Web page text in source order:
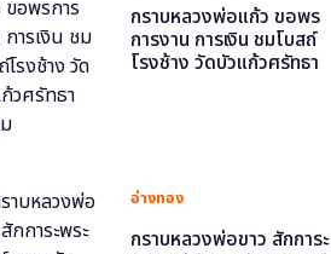
กราบหลวงพ่อแก้ว ขอพร
การงาน การเงิน ชมโบสถ์
โรงช้าง วัดบัวแก้วศรัทธา
อ่างทอง
กราบหลวงพ่อขาว สักการะ